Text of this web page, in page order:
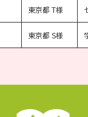
東京都 T様
東京都 S様